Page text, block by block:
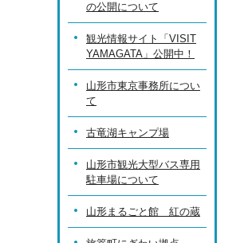
の公開について
観光情報サイト「VISIT
YAMAGATA」公開中！
山形市東京事務所につい
て
古竜湖キャンプ場
山形市観光大型バス専用
駐車場について
山形まるごと館 紅の蔵